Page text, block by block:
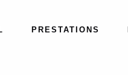
PRESTATIONS